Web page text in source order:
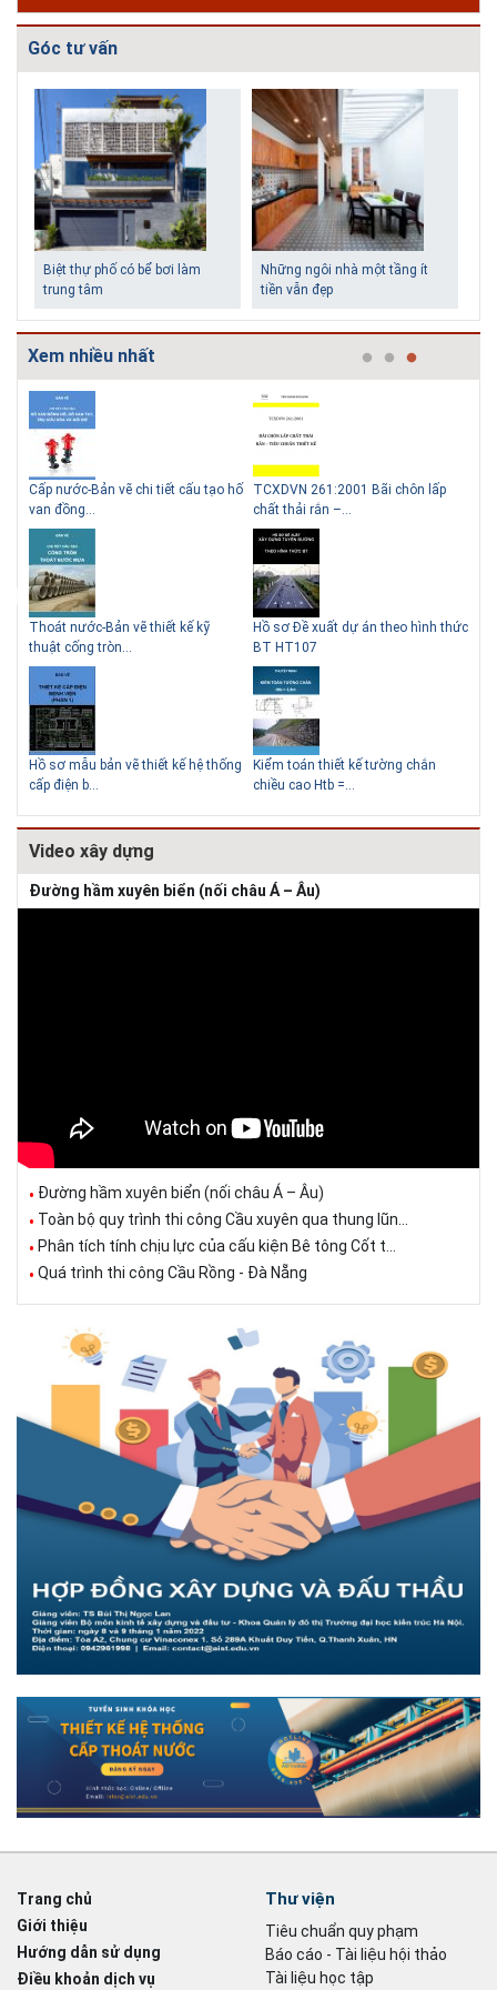
Góc tư vấn
Biệt thự phố có bể bơi làm
trung tâm
Những ngôi nhà một tầng ít
tiền vẫn đẹp
Lý do nên sử dụng gạch block
để xây nhà
Thiết kế nhà siêu nhỏ độc đáo
Giải pháp xử lý thấm chân
tường
Xem nhiều nhất
Cấp nước-Bản vẽ chi tiết cấu tạo hố
van đồng...
Thoát nước-Bản vẽ thiết kế kỹ
thuật cống tròn...
Hồ sơ mẫu bản vẽ thiết kế hệ thống
cấp điện b...
TCXDVN 261:2001 Bãi chôn lấp
chất thải rắn –...
Hồ sơ Đề xuất dự án theo hình thức
BT HT107
Kiểm toán thiết kế tường chắn
chiều cao Htb =...
Video xây dựng
Đường hầm xuyên biển (nối châu Á – Âu)
Đường hầm xuyên biển (nối châu Á – Âu)
Toàn bộ quy trình thi công Cầu xuyên qua thung lũn...
Phân tích tính chịu lực của cấu kiện Bê tông Cốt t...
Quá trình thi công Cầu Rồng - Đà Nẵng
Trang chủ
Giới thiệu
Hướng dẫn sử dụng
Điều khoản dịch vụ
Thư viện
Tiêu chuẩn quy phạm
Báo cáo - Tài liệu hội thảo
Tài liệu học tập